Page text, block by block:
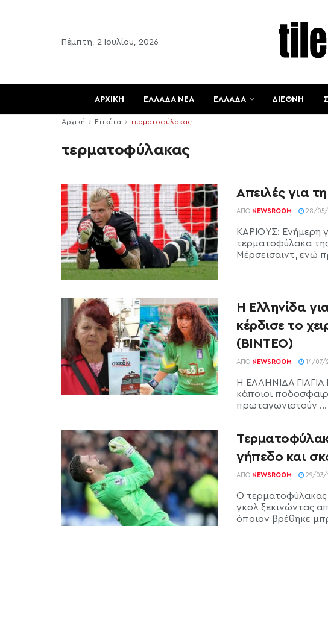
Πέμπτη, 2 Ιουλίου, 2026
ΑΡΧΙΚΗ ΕΛΛΑΔΑ ΝΕΑ ΕΛΛΑΔΑ ΔΙΕΘΝΗ
Αρχική Ετικέτα τερματοφύλακας
τερματοφύλακας
Απειλές για
ΑΠΌ NEWSROOM 28/05/
ΚΑΡΙΟΥΣ: Ενήμερη
τερματοφύλακα
Μέρσεϊσαϊντ, ενώ
Η Ελληνίδα
κέρδισε το
(ΒΙΝΤΕΟ)
ΑΠΌ NEWSROOM 14/07/
Η ΕΛΛΗΝΙΔΑ
κάποιοι
πρωταγωνιστούν ...
γήπεδο και
ΑΠΌ NEWSROOM 29/03/
Ο τερματοφύλακας
γκολ ξεκινώντας
όποιον βρέθηκε